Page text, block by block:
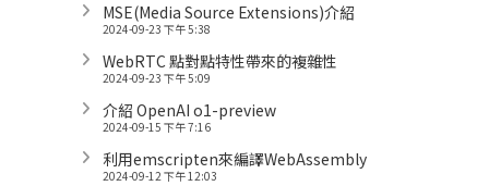
MSE(Media Source Extensions)介紹
2024-09-23 下午 5:38
WebRTC 點對點特性帶來的複雜性
2024-09-23 下午 5:09
介紹 OpenAI o1-preview
2024-09-15 下午 7:16
利用emscripten來編譯WebAssembly
2024-09-12 下午 12:03